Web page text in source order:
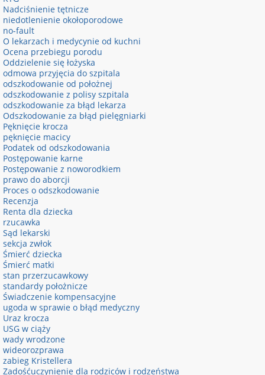
Nadciśnienie tętnicze
niedotlenienie okołoporodowe
no-fault
O lekarzach i medycynie od kuchni
Ocena przebiegu porodu
Oddzielenie się łożyska
odmowa przyjęcia do szpitala
odszkodowanie od położnej
odszkodowanie z polisy szpitala
odszkodowanie za błąd lekarza
Odszkodowanie za błąd pielęgniarki
Pęknięcie krocza
pęknięcie macicy
Podatek od odszkodowania
Postępowanie karne
Postępowanie z noworodkiem
prawo do aborcji
Proces o odszkodowanie
Recenzja
Renta dla dziecka
rzucawka
Sąd lekarski
sekcja zwłok
Śmierć dziecka
Śmierć matki
stan przerzucawkowy
standardy położnicze
Świadczenie kompensacyjne
ugoda w sprawie o błąd medyczny
Uraz krocza
USG w ciąży
wady wrodzone
wideorozprawa
zabieg Kristellera
Zadośćuczynienie dla rodziców i rodzeństwa